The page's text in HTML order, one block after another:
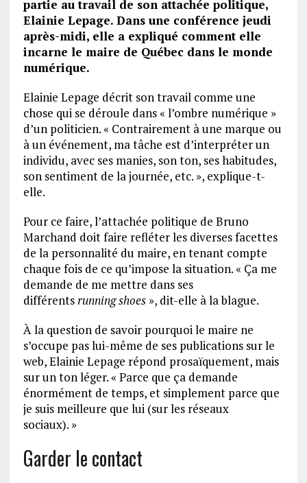
partie au travail de son attachée politique,
Elainie Lepage. Dans une conférence jeudi
après-midi, elle a expliqué comment elle
incarne le maire de Québec dans le monde
numérique.
Elainie Lepage décrit son travail comme une
chose qui se déroule dans « l’ombre numérique »
d’un politicien. « Contrairement à une marque ou
à un événement, ma tâche est d’interpréter un
individu, avec ses manies, son ton, ses habitudes,
son sentiment de la journée, etc. », explique-t-
elle.
Pour ce faire, l’attachée politique de Bruno
Marchand doit faire refléter les diverses facettes
de la personnalité du maire, en tenant compte
chaque fois de ce qu’impose la situation. « Ça me
demande de me mettre dans ses
différentsrunning shoes», dit-elle à la blague.
À la question de savoir pourquoi le maire ne
s’occupe pas lui-même de ses publications sur le
web, Elainie Lepage répond prosaïquement, mais
sur un ton léger. « Parce que ça demande
énormément de temps, et simplement parce que
je suis meilleure que lui (sur les réseaux
sociaux). »
Garder le contact